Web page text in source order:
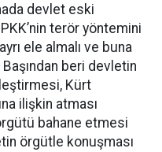
devlet eski
terör yöntemini
ele almalı ve buna
beri devletin
Kürt
ilişkin atması
bahane etmesi
örgütle konuşması